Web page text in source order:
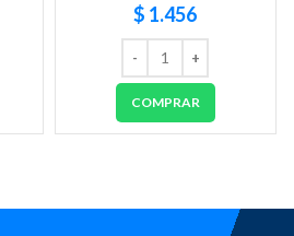
$ 1.456
COMPRAR